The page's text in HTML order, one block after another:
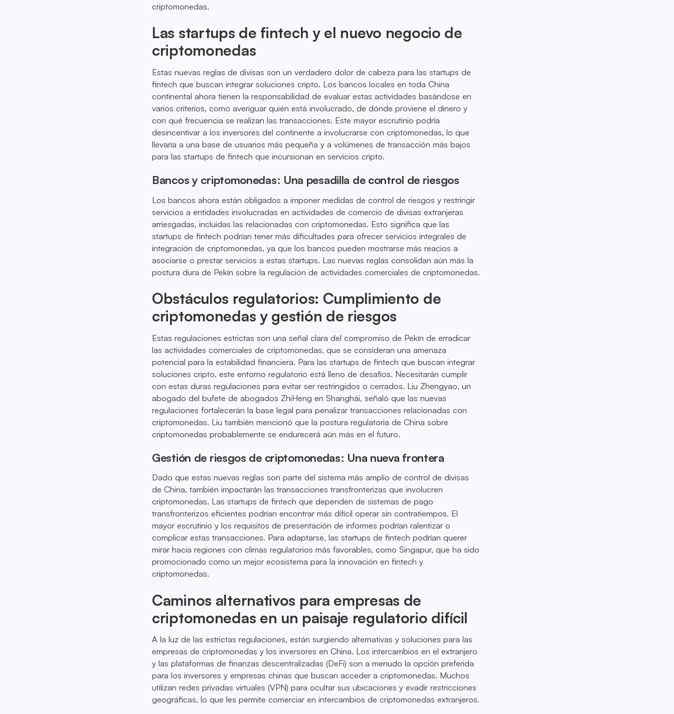
criptomonedas.
Las startups de fintech y el nuevo negocio de
criptomonedas
Estas nuevas reglas de divisas son un verdadero dolor de cabeza para las startups de
fintech que buscan integrar soluciones cripto. Los bancos locales en toda China
continental ahora tienen la responsabilidad de evaluar estas actividades basándose en
varios criterios, como averiguar quién está involucrado, de dónde proviene el dinero y
con qué frecuencia se realizan las transacciones. Este mayor escrutinio podría
desincentivar a los inversores del continente a involucrarse con criptomonedas, lo que
llevaría a una base de usuarios más pequeña y a volúmenes de transacción más bajos
para las startups de fintech que incursionan en servicios cripto.
Bancos y criptomonedas: Una pesadilla de control de riesgos
Los bancos ahora están obligados a imponer medidas de control de riesgos y restringir
servicios a entidades involucradas en actividades de comercio de divisas extranjeras
arriesgadas, incluidas las relacionadas con criptomonedas. Esto significa que las
startups de fintech podrían tener más dificultades para ofrecer servicios integrales de
integración de criptomonedas, ya que los bancos pueden mostrarse más reacios a
asociarse o prestar servicios a estas startups. Las nuevas reglas consolidan aún más la
postura dura de Pekín sobre la regulación de actividades comerciales de criptomonedas.
Obstáculos regulatorios: Cumplimiento de
criptomonedas y gestión de riesgos
Estas regulaciones estrictas son una señal clara del compromiso de Pekín de erradicar
las actividades comerciales de criptomonedas, que se consideran una amenaza
potencial para la estabilidad financiera. Para las startups de fintech que buscan integrar
soluciones cripto, este entorno regulatorio está lleno de desafíos. Necesitarán cumplir
con estas duras regulaciones para evitar ser restringidos o cerrados. Liu Zhengyao, un
abogado del bufete de abogados ZhiHeng en Shanghái, señaló que las nuevas
regulaciones fortalecerán la base legal para penalizar transacciones relacionadas con
criptomonedas. Liu también mencionó que la postura regulatoria de China sobre
criptomonedas probablemente se endurecerá aún más en el futuro.
Gestión de riesgos de criptomonedas: Una nueva frontera
Dado que estas nuevas reglas son parte del sistema más amplio de control de divisas
de China, también impactarán las transacciones transfronterizas que involucren
criptomonedas. Las startups de fintech que dependen de sistemas de pago
transfronterizos eficientes podrían encontrar más difícil operar sin contratiempos. El
mayor escrutinio y los requisitos de presentación de informes podrían ralentizar o
complicar estas transacciones. Para adaptarse, las startups de fintech podrían querer
mirar hacia regiones con climas regulatorios más favorables, como Singapur, que ha sido
promocionado como un mejor ecosistema para la innovación en fintech y
criptomonedas.
Caminos alternativos para empresas de
criptomonedas en un paisaje regulatorio difícil
A la luz de las estrictas regulaciones, están surgiendo alternativas y soluciones para las
empresas de criptomonedas y los inversores en China. Los intercambios en el extranjero
y las plataformas de finanzas descentralizadas (DeFi) son a menudo la opción preferida
para los inversores y empresas chinas que buscan acceder a criptomonedas. Muchos
utilizan redes privadas virtuales (VPN) para ocultar sus ubicaciones y evadir restricciones
geográficas, lo que les permite comerciar en intercambios de criptomonedas extranjeros.